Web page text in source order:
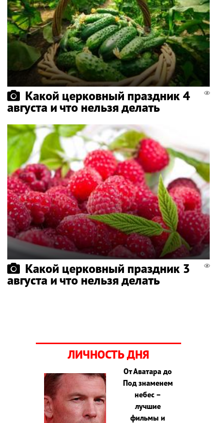
Какой церковный праздник 4
августа и что нельзя делать
Какой церковный праздник 3
августа и что нельзя делать
ЛИЧНОСТЬ ДНЯ
От Аватара до
Под знаменем
небес –
лучшие
фильмы и